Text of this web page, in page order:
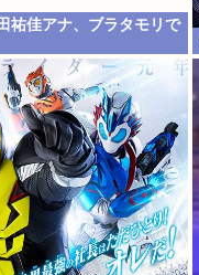
祐佳アナ、ブラタモリで